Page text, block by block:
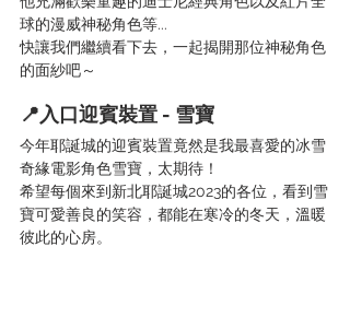
球的漫威神秘角色等...
快讓我們繼續看下去，一起揭開那位神秘角色
的面紗吧～
📍入口迎賓裝置 - 雪寶
今年耶誕城的迎賓裝置竟然是我最喜愛的冰雪
奇緣電影角色雪寶，太期待！
希望每個來到新北耶誕城2023的各位，看到雪
寶可愛善良的笑容，都能在寒冷的冬天，溫暖
彼此的心房。